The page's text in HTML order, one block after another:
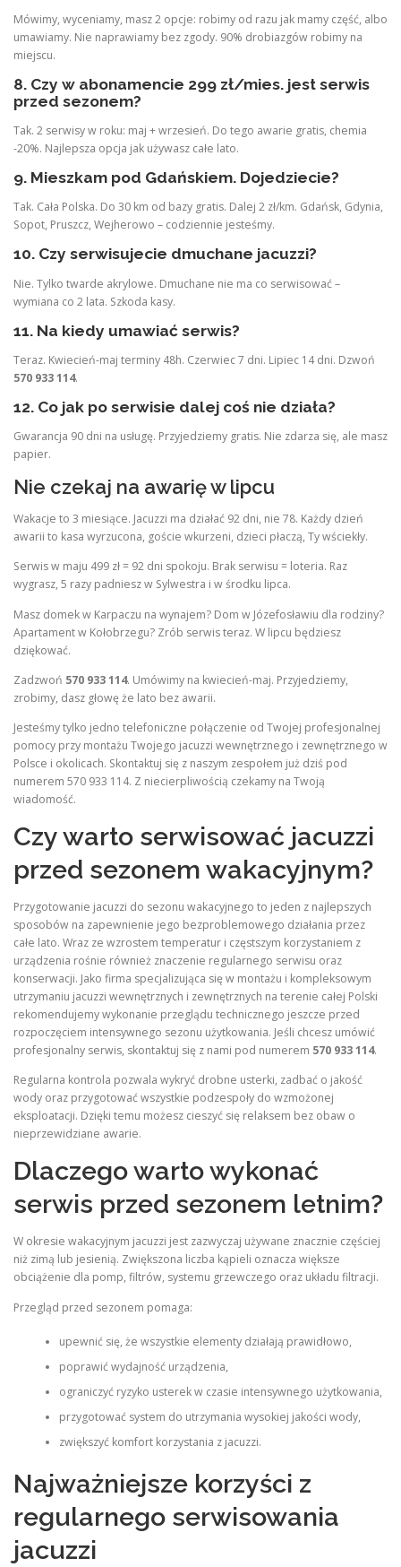
Mówimy, wyceniamy, masz 2 opcje: robimy od razu jak mamy część, albo
umawiamy. Nie naprawiamy bez zgody. 90% drobiazgów robimy na
miejscu.
8. Czy w abonamencie 299 zł/mies. jest serwis
przed sezonem?
Tak. 2 serwisy w roku: maj + wrzesień. Do tego awarie gratis, chemia
-20%. Najlepsza opcja jak używasz całe lato.
9. Mieszkam pod Gdańskiem. Dojedziecie?
Tak. Cała Polska. Do 30 km od bazy gratis. Dalej 2 zł/km. Gdańsk, Gdynia,
Sopot, Pruszcz, Wejherowo – codziennie jesteśmy.
10. Czy serwisujecie dmuchane jacuzzi?
Nie. Tylko twarde akrylowe. Dmuchane nie ma co serwisować –
wymiana co 2 lata. Szkoda kasy.
11. Na kiedy umawiać serwis?
Teraz. Kwiecień-maj terminy 48h. Czerwiec 7 dni. Lipiec 14 dni. Dzwoń
570 933 114.
12. Co jak po serwisie dalej coś nie działa?
Gwarancja 90 dni na usługę. Przyjedziemy gratis. Nie zdarza się, ale masz
papier.
Nie czekaj na awarię w lipcu
Wakacje to 3 miesiące. Jacuzzi ma działać 92 dni, nie 78. Każdy dzień
awarii to kasa wyrzucona, goście wkurzeni, dzieci płaczą, Ty wściekły.
Serwis w maju 499 zł = 92 dni spokoju. Brak serwisu = loteria. Raz
wygrasz, 5 razy padniesz w Sylwestra i w środku lipca.
Masz domek w Karpaczu na wynajem? Dom w Józefosławiu dla rodziny?
Apartament w Kołobrzegu? Zrób serwis teraz. W lipcu będziesz
dziękować.
Zadzwoń 570 933 114. Umówimy na kwiecień-maj. Przyjedziemy,
zrobimy, dasz głowę że lato bez awarii.
Jesteśmy tylko jedno telefoniczne połączenie od Twojej profesjonalnej
pomocy przy montażu Twojego jacuzzi wewnętrznego i zewnętrznego w
Polsce i okolicach. Skontaktuj się z naszym zespołem już dziś pod
numerem 570 933 114. Z niecierpliwością czekamy na Twoją
wiadomość.
Czy warto serwisować jacuzzi
przed sezonem wakacyjnym?
Przygotowanie jacuzzi do sezonu wakacyjnego to jeden z najlepszych
sposobów na zapewnienie jego bezproblemowego działania przez
całe lato. Wraz ze wzrostem temperatur i częstszym korzystaniem z
urządzenia rośnie również znaczenie regularnego serwisu oraz
konserwacji. Jako firma specjalizująca się w montażu i kompleksowym
utrzymaniu jacuzzi wewnętrznych i zewnętrznych na terenie całej Polski
rekomendujemy wykonanie przeglądu technicznego jeszcze przed
rozpoczęciem intensywnego sezonu użytkowania. Jeśli chcesz umówić
profesjonalny serwis, skontaktuj się z nami pod numerem 570 933 114.
Regularna kontrola pozwala wykryć drobne usterki, zadbać o jakość
wody oraz przygotować wszystkie podzespoły do wzmożonej
eksploatacji. Dzięki temu możesz cieszyć się relaksem bez obaw o
nieprzewidziane awarie.
Dlaczego warto wykonać
serwis przed sezonem letnim?
W okresie wakacyjnym jacuzzi jest zazwyczaj używane znacznie częściej
niż zimą lub jesienią. Zwiększona liczba kąpieli oznacza większe
obciążenie dla pomp, filtrów, systemu grzewczego oraz układu filtracji.
Przegląd przed sezonem pomaga:
upewnić się, że wszystkie elementy działają prawidłowo,
poprawić wydajność urządzenia,
ograniczyć ryzyko usterek w czasie intensywnego użytkowania,
przygotować system do utrzymania wysokiej jakości wody,
zwiększyć komfort korzystania z jacuzzi.
Najważniejsze korzyści z
regularnego serwisowania
jacuzzi